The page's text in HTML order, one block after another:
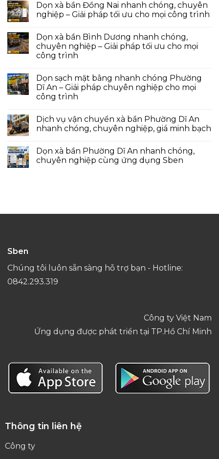
Dọn xà bần Đồng Nai nhanh chóng, chuyên
nghiệp – Giải pháp tối ưu cho mọi công trình
Dọn xà bần Bình Dương nhanh chóng,
chuyên nghiệp – Giải pháp tối ưu cho mọi
công trình
Dọn sạch mặt bằng nhanh chóng Phường
Dĩ An – Giải pháp chuyên nghiệp cho mọi
công trình
Dịch vụ vận chuyển xà bần Phường Dĩ An
nhanh chóng, chuyên nghiệp, giá minh bạch
Dọn xà bần Phường Dĩ An nhanh chóng,
chuyên nghiệp cùng ứng dụng Sben
Sben
Chúng tôi luôn sẵn sàng hỗ trợ bạn - Hotline:
0842.293.319
Công ty Việt Nam
Ứng dụng được phát triển tại TP.Hồ Chí Minh
Thông tin liên hệ
Công ty